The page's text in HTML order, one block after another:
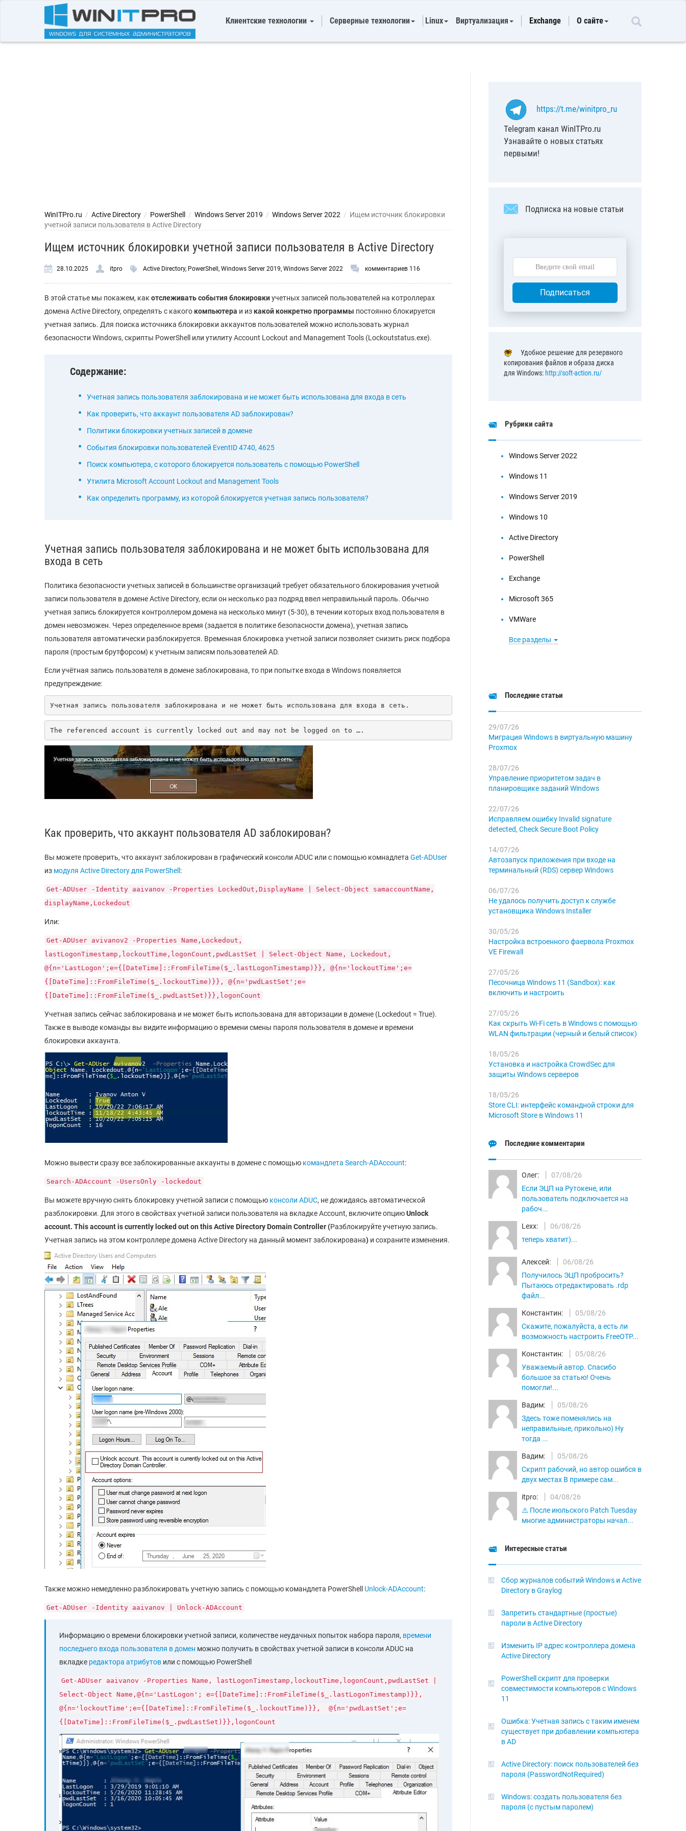
Клиентские технологии Серверные технологии Linux Виртуализация Exchange О сайте
WinITPro.ru / Active Directory / PowerShell / Windows Server 2019 / Windows Server 2022 / Ищем источник блокировки
учетной записи пользователя в Active Directory
Ищем источник блокировки учетной записи пользователя в Active Directory
28.10.2025 itpro Active Directory, PowerShell , Windows Server 2019, Windows Server 2022 комментариев 116
В этой статье мы покажем, как отслеживать события блокировкиучетных записей пользователей на котроллерах
домена Active Directory, определять с какого компьютера и из какой конкретно программы постоянно блокируется
учетная запись. Для поиска источника блокировки аккаунтов пользователей можно использовать журнал
безопасности Windows, скрипты PowerShell или утилиту Account Lockout and Management Tools (Lockoutstatus.exe).
Содержание:
Учетная запись пользователя заблокирована и не может быть использована для входа в сеть
Как проверить, что аккаунт пользователя AD заблокирован?
Политики блокировки учетных записей в домене
События блокировки пользователей EventID 4740, 4625
Поиск компьютера, с которого блокируется пользователь с помощью PowerShell
Утилита Microsoft Account Lockout and Management Tools
Как определить программу, из которой блокируется учетная запись пользователя?
Учетная запись пользователя заблокирована и не может быть использована для
входа в сеть
Политика безопасности учетных записей в большинстве организаций требует обязательного блокирования учетной
записи пользователя в домене Active Directory, если он несколько раз подряд ввел неправильный пароль. Обычно
учетная запись блокируется контроллером домена на несколько минут (5-30), в течении которых вход пользователя в
домен невозможен. Через определенное время (задается в политике безопасности домена), учетная запись
пользователя автоматически разблокируется. Временная блокировка учетной записи позволяет снизить риск подбора
пароля (простым брутфорсом) к учетным записям пользователей AD.
Если учётная запись пользователя в домене заблокирована, то при попытке входа в Windows появляется
предупреждение:
Учетная запись пользователя заблокирована и не может быть использована для входа в сеть.
The referenced account is currently locked out and may not be logged on to ….
Как проверить, что аккаунт пользователя AD заблокирован?
Вы можете проверить, что аккаунт заблокирован в графический консоли ADUC или с помощью комнадлета Get-ADUser
из модуля Active Directory для PowerShell :
Get-ADUser -Identity aaivanov -Properties LockedOut,DisplayName | Select-Object samaccountName,
displayName,Lockedout
Или:
Get-ADUser avivanov2 -Properties Name,Lockedout,
lastLogonTimestamp,lockoutTime,logonCount,pwdLastSet | Select-Object Name, Lockedout,
@{n='LastLogon';e={[DateTime]::FromFileTime($_.lastLogonTimestamp)}}, @{n='lockoutTime';e=
{[DateTime]::FromFileTime($_.lockoutTime)}}, @{n='pwdLastSet';e=
{[DateTime]::FromFileTime($_.pwdLastSet)}},logonCount
Учетная запись сейчас заблокирована и не может быть использована для авторизации в домене (Lockedout = True).
Также в выводе команды вы видите информацию о времени смены пароля пользователя в домене и времени
блокировки аккаунта.
Можно вывести сразу все заблокированные аккаунты в домене с помощью командлета Search-ADAccount:
Search-ADAccount -UsersOnly -lockedout
Вы можете вручную снять блокировку учетной записи с помощью консоли ADUC, не дожидаясь автоматической
разблокировки. Для этого в свойствах учетной записи пользователя на вкладке Account, включите опциюUnlock
account. This account is currently locked out on this Active Directory Domain Controller (Разблокируйте учетную запись.
Учетная запись на этом контроллере домена Active Directory на данный момент заблокирована) и сохраните изменения.
Также можно немедленно разблокировать учетную запись с помощью командлета PowerShell Unlock-ADAccount:
Get-ADUser -Identity aaivanov | Unlock-ADAccount
Информацию о времени блокировки учетной записи, количестве неудачных попыток набора пароля, времени
последнего входа пользователя в домен можно получить в свойствах учетной записи в консоли ADUC на
вкладке редактора атрибутов или с помощью PowerShell
Get-ADUser aaivanov -Properties Name, lastLogonTimestamp,lockoutTime,logonCount,pwdLastSet |
Select-Object Name,@{n='LastLogon'; e={[DateTime]::FromFileTime($_.lastLogonTimestamp)}},
@{n='lockoutTime';e={[DateTime]::FromFileTime($_.lockoutTime)}}, @{n='pwdLastSet';e=
{[DateTime]::FromFileTime($_.pwdLastSet)}},logonCount
https://t.me/winitpro_ru
Telegram канал WinITPro.ru
Узнавайте о новых статьях
первыми!
Подписка на новые статьи
Подписаться
Удобное решение для резервного
копирования файлов и образа диска
для Windows: http://soft-action.ru/
Рубрики сайта
Windows Server 2022
Windows 11
Windows Server 2019
Windows 10
Active Directory
PowerShell
Exchange
Microsoft 365
VMWare
Все разделы
Последние статьи
29/07/26
Миграция Windows в виртуальную машину
Proxmox
28/07/26
Управление приоритетом задач в
планировщике заданий Windows
22/07/26
Исправляем ошибку Invalid signature
detected, Check Secure Boot Policy
14/07/26
Автозапуск приложения при входе на
терминальный (RDS) сервер Windows
06/07/26
Не удалось получить доступ к службе
установщика Windows Installer
30/05/26
Настройка встроенного фаервола Proxmox
VE Firewall
27/05/26
Песочница Windows 11 (Sandbox): как
включить и настроить
27/05/26
Как скрыть Wi-Fi сеть в Windows с помощью
WLAN фильтрации (черный и белый список)
18/05/26
Установка и настройка CrowdSec для
защиты Windows серверов
18/05/26
Store CLI: интерфейс командной строки для
Microsoft Store в Windows 11
Последние комментарии
Олег:
07/08/26
Если ЭЦП на Рутокене, или
пользователь подключается на
рабоч...
Lexx:
06/08/26
теперь хватит)...
Алексей:
06/08/26
Получилось ЭЦП пробросить?
Пытаюсь отредактировать .rdp
файл...
Константин:
05/08/26
Скажите, пожалуйста, а есть ли
возможность настроить FreeOTP...
Константин:
05/08/26
Уважаемый автор. Спасибо
большое за статью! Очень
помогли!...
Вадим:
05/08/26
Здесь тоже поменялись на
неправильные, прикольно) Ну
тогда ...
Вадим:
05/08/26
Скрипт рабочий, но автор ошибся в
двух местах В примере сам...
itpro:
04/08/26
⚠️ После июльского Patch Tuesday
многие администраторы начал...
Интересные статьи
Сбор журналов событий Windows и Active
Directory в Graylog
Запретить стандартные (простые)
пароли в Active Directory
Изменить IP адрес контроллера домена
Active Directory
PowerShell скрипт для проверки
совместимости компьютеров с Windows
11
Ошибка: Учетная запись с таким именем
существует при добавлении компьютера
в AD
Active Directory: поиск пользователей без
пароля (PasswordNotRequired)
Windows: создать пользователя без
пароля (с пустым паролем)